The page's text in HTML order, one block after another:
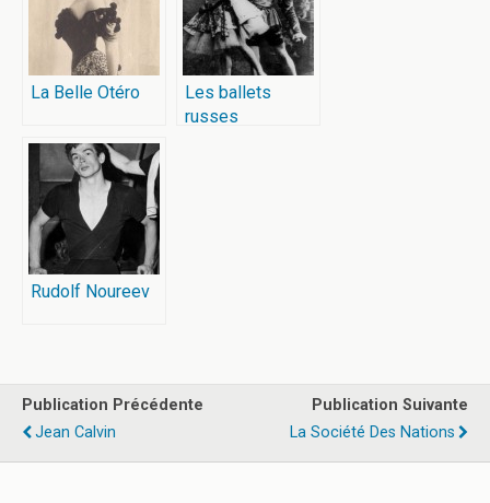
La Belle Otéro
Les ballets
russes
Rudolf Noureev
Publication Précédente
Jean Calvin
Publication Suivante
La Société Des Nations